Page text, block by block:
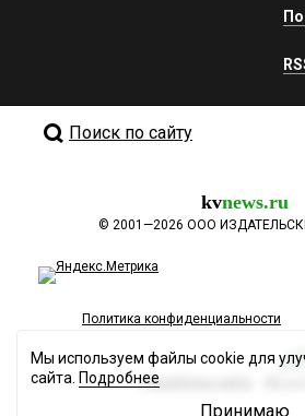
Поиск по сайту
kvnews.ru
© 2001—2026 ООО
Политика конфиденциальности
Разработка сайта
Мы используем файлы cookie для
сайта. Подробнее
Принимаю